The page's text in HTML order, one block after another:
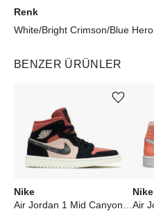
Renk
White/Bright Crimson/Blue Hero
BENZER ÜRÜNLER
Nike
Ürünü istek listesine ekle veya listeden çıkar
Nike